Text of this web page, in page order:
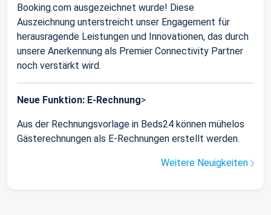
Booking.com ausgezeichnet wurde! Diese
Auszeichnung unterstreicht unser Engagement für
herausragende Leistungen und Innovationen, das durch
unsere Anerkennung als Premier Connectivity Partner
noch verstärkt wird.
Neue Funktion: E-Rechnung>
Aus der Rechnungsvorlage in Beds24 können mühelos
Gästerechnungen als E-Rechnungen erstellt werden.
Weitere Neuigkeiten